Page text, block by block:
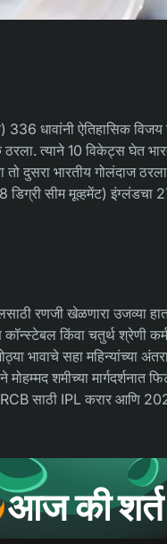
धावांनी ऐतिहासिक विजय
त्याने 10 विकेट्स घेत
दुसरा भारतीय गोलंदाज
सीम मूव्हमेंट) इंग्लंडचा
रणजी खेळणारा उजव्या
किंवा चतुर्थ श्रेणी
सहा महिन्यांच्या
शमीच्या
साठी IPL करार आणि
आज की शर्त